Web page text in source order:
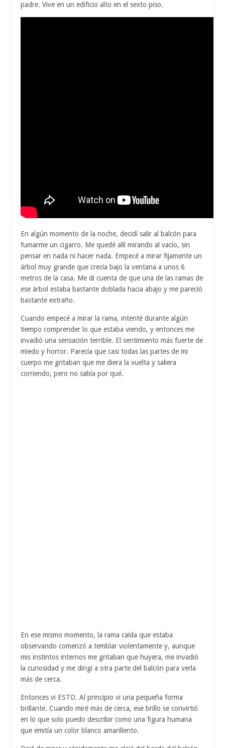
padre. Vive en un edificio alto en el sexto piso.
En algún momento de la noche, decidí salir al balcón para
fumarme un cigarro. Me quedé allí mirando al vacío, sin
pensar en nada ni hacer nada. Empecé a mirar fijamente un
árbol muy grande que crecía bajo la ventana a unos 6
metros de la casa. Me di cuenta de que una de las ramas de
ese árbol estaba bastante doblada hacia abajo y me pareció
bastante extraño.
Cuando empecé a mirar la rama, intenté durante algún
tiempo comprender lo que estaba viendo, y entonces me
invadió una sensación terrible. El sentimiento más fuerte de
miedo y horror. Parecía que casi todas las partes de mi
cuerpo me gritaban que me diera la vuelta y saliera
corriendo, pero no sabía por qué.
En ese mismo momento, la rama caída que estaba
observando comenzó a temblar violentamente y, aunque
mis instintos internos me gritaban que huyera, me invadió
la curiosidad y me dirigí a otra parte del balcón para verla
más de cerca.
Entonces vi ESTO. Al principio vi una pequeña forma
brillante. Cuando miré más de cerca, ese brillo se convirtió
en lo que solo puedo describir como una figura humana
que emitía un color blanco amarillento.